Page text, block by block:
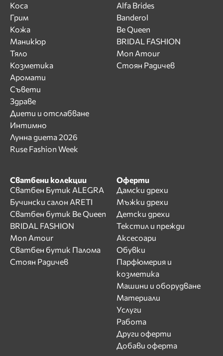
Коса
Грим
Кожа
Маникюр
Тяло
Козметика
Аромати
Съвети
Здраве
Диети и отслабване
Интимно
Лунна диета 2026
Ruse Fashion Week
Alfa Brides
Banderol
Be Queen
BRIDAL FASHION
Mon Amour
Стоян Радичев
Сватбени колекции
Сватбен Бутик ALEGRA
Бучински салон ARETI
Сватбен бутик Be Queen
BRIDAL FASHION
Mon Amour
Сватбен бутик Палома
Стоян Радичев
Оферти
Дамски дрехи
Мъжки дрехи
Детски дрехи
Текстил и прежди
Аксесоари
Обувки
Парфюмерия и
козметика
Машини и оборудване
Материали
Услуги
Работа
Други оферти
Добави оферта